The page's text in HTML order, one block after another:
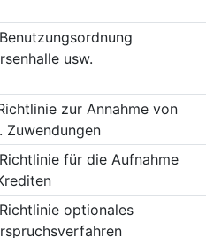
usw.
zur Annahme von
Zuwendungen
für die Aufnahme
optionales